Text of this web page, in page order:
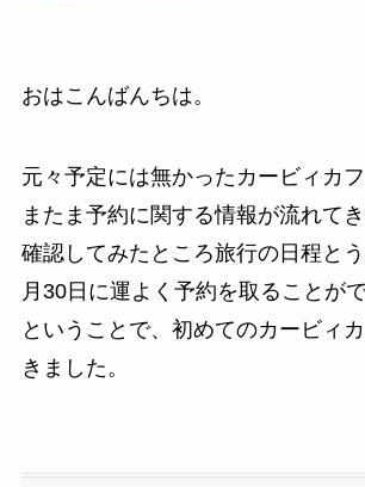
おはこんばんちは。
元々予定には無かったカービィカ
またま予約に関する情報が流れてき
確認してみたところ旅行の日程と
月30日に運よく予約を取ることが
ということで、初めてのカービィ
きました。